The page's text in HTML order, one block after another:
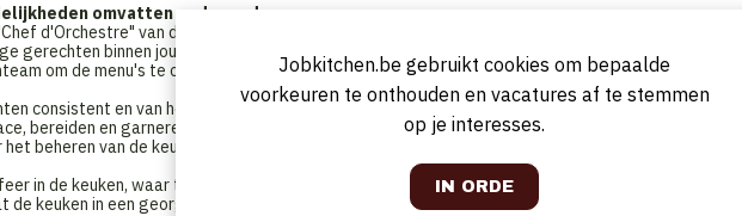
omvatten onder andere:
d'Orchestre" van de keuken, belast met het harmoniseren en leiden van de culinaire prestaties.
gerechten binnen jouw toegewezen sectie van de keuken.
om de menu's te ontwikkelen en te vernieuwen, met aandacht voor seizoensgebonden
consistent en van hoge kwaliteit zijn.
bereiden en garneren van de gerechten en geeft instructies aan de commis.
beheren van de keukenvoorraad en coördineert, in samenwerking met de Sous-Chef,
in de keuken, waar teamwork en passie voor koken centraal staan.
de keuken in een georganiseerde en nette staat wordt achtergelaten.
Jobkitchen.be gebruikt cookies om bepaalde
voorkeuren te onthouden en vacatures af te stemmen
op je interesses.